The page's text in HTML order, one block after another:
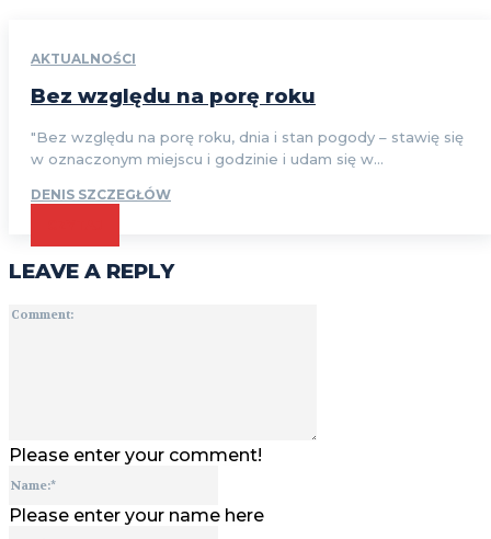
AKTUALNOŚCI
Bez względu na porę roku
"Bez względu na porę roku, dnia i stan pogody – stawię się
w oznaczonym miejscu i godzinie i udam się w...
DENIS SZCZEGŁÓW
LEAVE A REPLY
Please enter your comment!
Please enter your name here